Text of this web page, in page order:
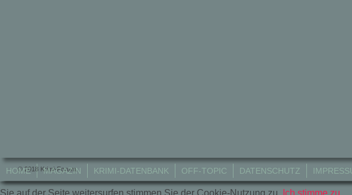
HOME MAGAZIN KRIMI-DATENBANK OFF-TOPIC DATENSCHUTZ
© 2018 Krimi-Forum.